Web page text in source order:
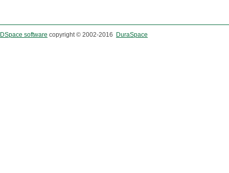
DSpace software copyright © 2002-2016 DuraSpace